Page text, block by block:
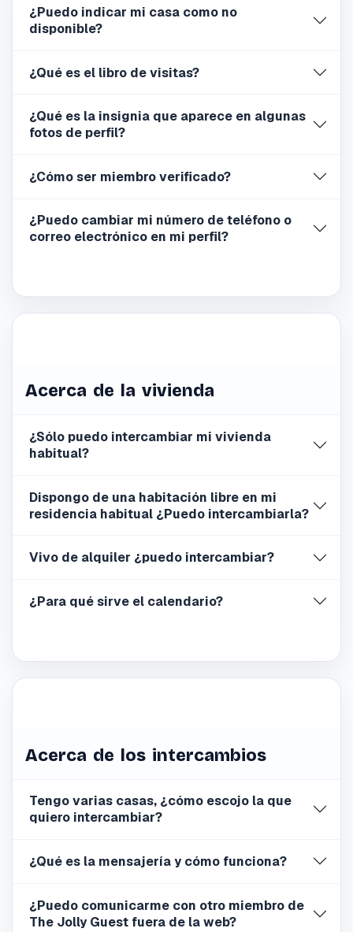
¿Puedo indicar mi casa como no
disponible?
¿Qué es el libro de visitas?
¿Qué es la insignia que aparece en algunas
fotos de perfil?
¿Cómo ser miembro verificado?
¿Puedo cambiar mi número de teléfono o
correo electrónico en mi perfil?
Acerca de la vivienda
¿Sólo puedo intercambiar mi vivienda
habitual?
Dispongo de una habitación libre en mi
residencia habitual ¿Puedo intercambiarla?
Vivo de alquiler ¿puedo intercambiar?
¿Para qué sirve el calendario?
Acerca de los intercambios
Tengo varias casas, ¿cómo escojo la que
quiero intercambiar?
¿Qué es la mensajería y cómo funciona?
¿Puedo comunicarme con otro miembro de
The Jolly Guest fuera de la web?